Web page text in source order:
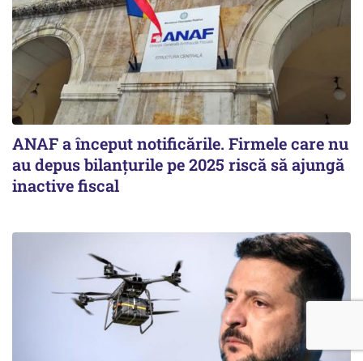
ANAF a început notificările. Firmele care nu
au depus bilanțurile pe 2025 riscă să ajungă
inactive fiscal